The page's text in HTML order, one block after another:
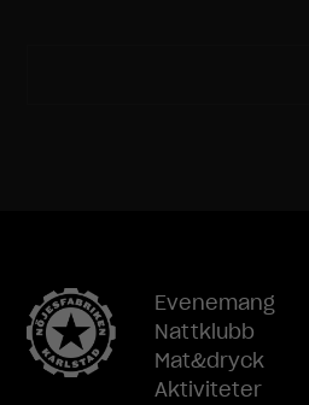
Evenemang
Nattklubb
Mat&dryck
Aktiviteter